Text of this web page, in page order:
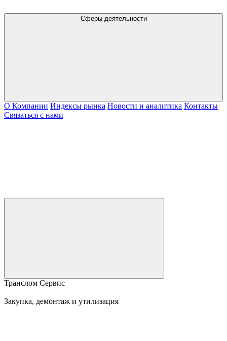
Сферы деятельности
О Компании Индексы рынка Новости и аналитика Контакты
Связаться с нами
Транслом Сервис
Закупка, демонтаж и утилизация